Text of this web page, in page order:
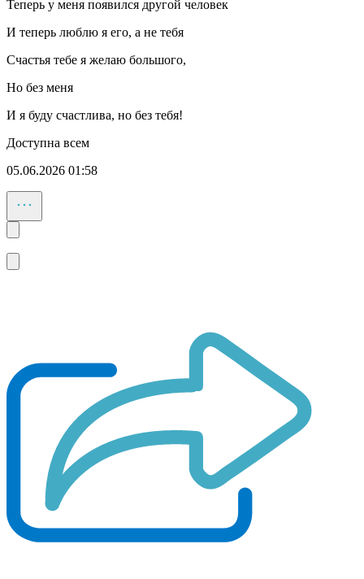
Теперь у меня появился другой человек
И теперь люблю я его, а не тебя
Счастья тебе я желаю большого,
Но без меня
И я буду счастлива, но без тебя!
Доступна всем
05.06.2026 01:58